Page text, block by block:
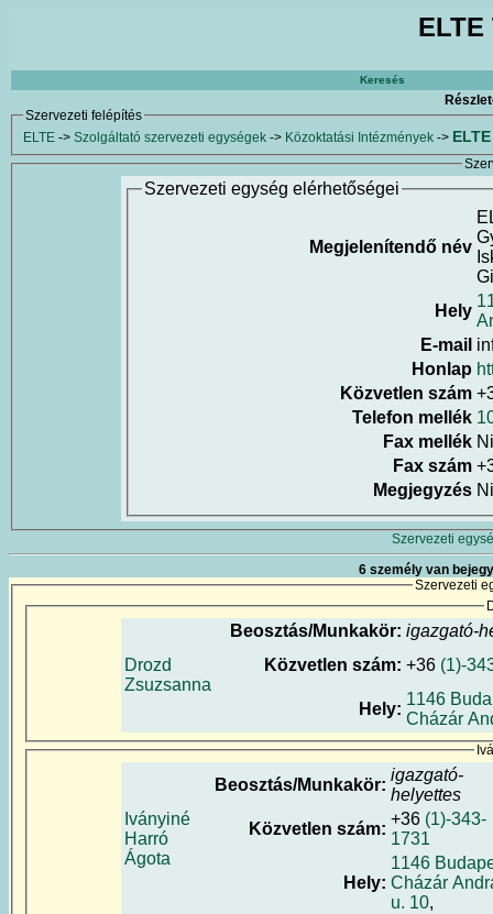
Keresés
Szervezeti felépítés
ELTE -> Szolgáltató szervezeti egységek -> Közoktatási Intézmények ->
Szervezeti egység elérhetőségei
Megjelenítendő név
Hely
E-mail
Honlap
Közvetlen szám
Telefon mellék
Fax mellék
Fax szám
Megjegyzés
Szervezeti
6 személy van
Szervezeti
Drozd
Zsuzsanna
Beosztás/Munkakör: igazgató-
Közvetlen szám: +36 (1)-
Hely:
1146
Cházár
Iványiné
Harró
Ágota
Beosztás/Munkakör:
igazgató-
helyettes
Közvetlen szám:
+36 (1)-343-
1731
Hely:
1146
Cházár
u. 10,